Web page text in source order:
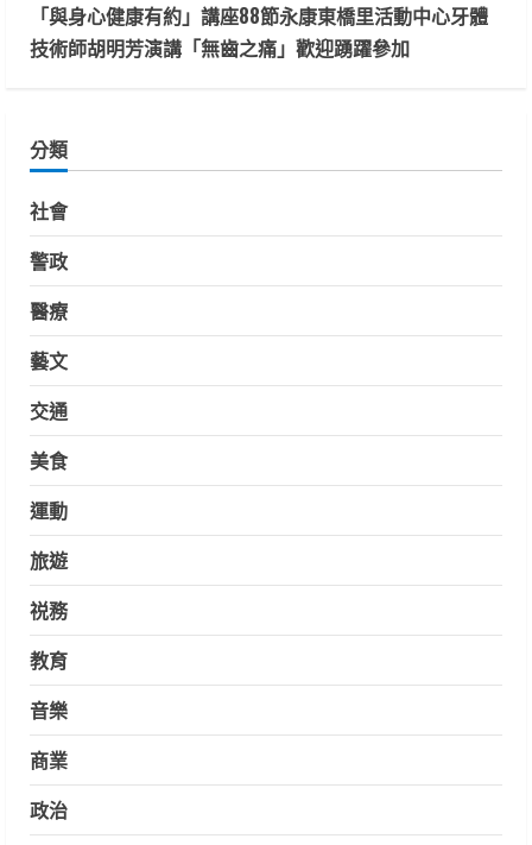
「與身心健康有約」講座88節永康東橋里活動中心牙體
技術師胡明芳演講「無齒之痛」歡迎踴躍參加
分類
社會
警政
醫療
藝文
交通
美食
運動
旅遊
祱務
教育
音樂
商業
政治